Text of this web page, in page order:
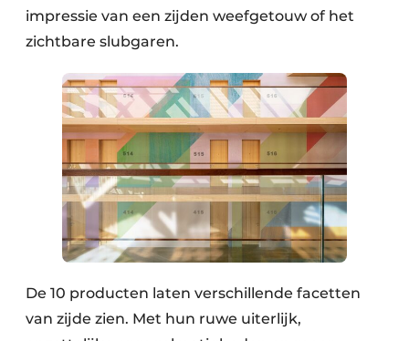
impressie van een zijden weefgetouw of het
zichtbare slubgaren.
De 10 producten laten verschillende facetten
van zijde zien. Met hun ruwe uiterlijk,